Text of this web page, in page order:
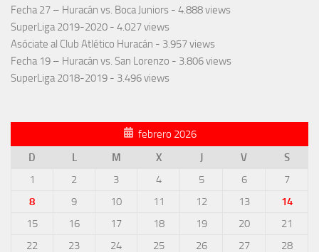
Fecha 27 – Huracán vs. Boca Juniors - 4.888 views
SuperLiga 2019-2020 - 4.027 views
Asóciate al Club Atlético Huracán - 3.957 views
Fecha 19 – Huracán vs. San Lorenzo - 3.806 views
SuperLiga 2018-2019 - 3.496 views
febrero 2026
D
L M X J V
S
1
2 3 4 5 6
7
8
9 10 11 12 13
14
15
16 17 18 19 20
21
22
23 24 25 26 27 28